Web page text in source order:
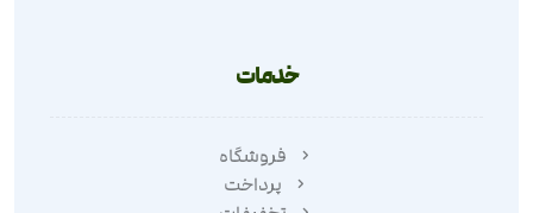
خدمات
فروشگاه
پرداخت